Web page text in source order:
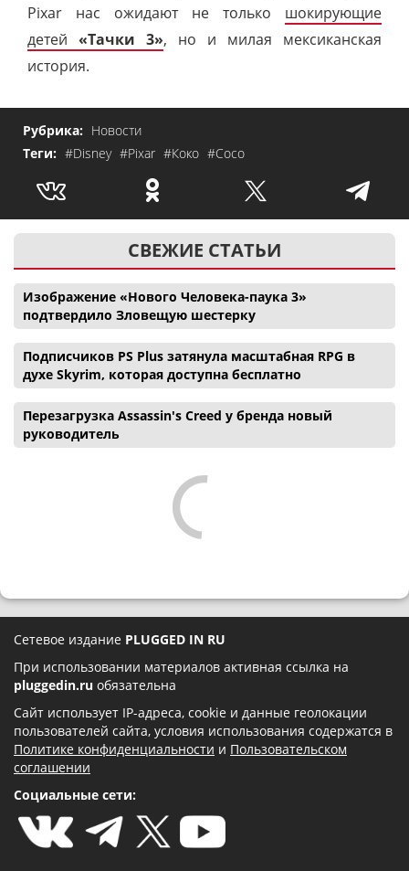
Pixar нас ожидают не только шокирующие
детей «Тачки 3», но и милая мексиканская
история.
Рубрика: Новости
Теги: #Disney #Pixar #Коко #Coco
СВЕЖИЕ СТАТЬИ
Изображение «Нового Человека-паука 3»
подтвердило Зловещую шестерку
Подписчиков PS Plus затянула масштабная RPG в
духе Skyrim, которая доступна бесплатно
Перезагрузка Assassin's Creed у бренда новый
руководитель
Сетевое издание PLUGGED IN RU
При использовании материалов активная ссылка на
pluggedin.ru обязательна
Сайт использует IP-адреса, cookie и данные геолокации
пользователей сайта, условия использования содержатся в
Политике конфиденциальности и Пользовательском
соглашении
Социальные сети: